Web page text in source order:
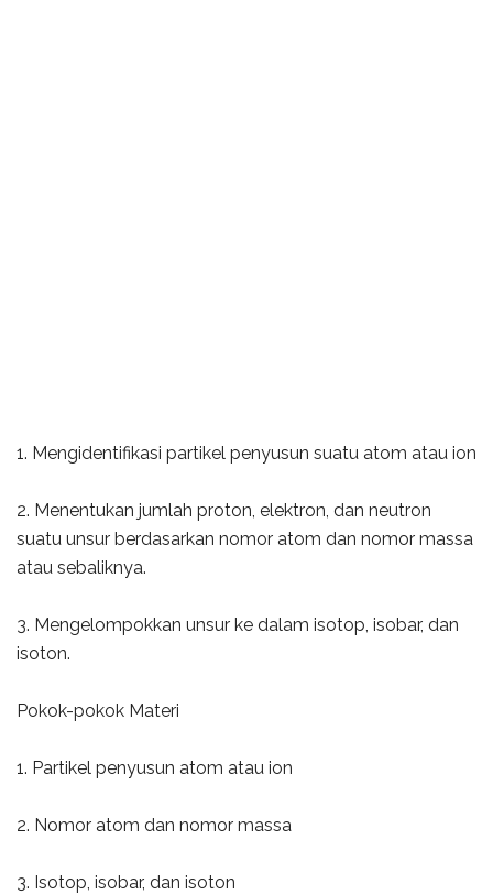
1. Mengidentifikasi partikel penyusun suatu atom atau ion
2. Menentukan jumlah proton, elektron, dan neutron
suatu unsur berdasarkan nomor atom dan nomor massa
atau sebaliknya.
3. Mengelompokkan unsur ke dalam isotop, isobar, dan
isoton.
Pokok-pokok Materi
1. Partikel penyusun atom atau ion
2. Nomor atom dan nomor massa
3. Isotop, isobar, dan isoton